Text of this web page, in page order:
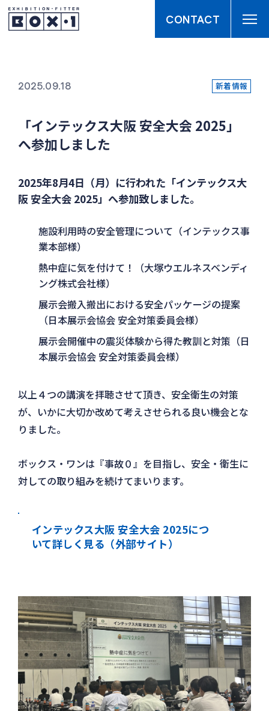
CONTACT
「インテックス大阪 安全大会 2025」
へ参加しました
2025.09.18 新着情報
2025年8月4日（月）に行われた「インテックス大
阪 安全大会 2025」へ参加致しました。
施設利用時の安全管理について（インテックス事
業本部様）
熱中症に気を付けて！（大塚ウエルネスベンディ
ング株式会社様）
展示会搬入搬出における安全パッケージの提案
（日本展示会協会 安全対策委員会様）
展示会開催中の震災体験から得た教訓と対策（日
本展示会協会 安全対策委員会様）
以上４つの講演を拝聴させて頂き、安全衛生の対策
が、いかに大切か改めて考えさせられる良い機会とな
りました。
ボックス・ワンは『事故０』を目指し、安全・衛生に
対しての取り組みを続けてまいります。
インテックス大阪 安全大会 2025につ
いて詳しく見る（外部サイト）
いて詳しく見る（外部サイト）